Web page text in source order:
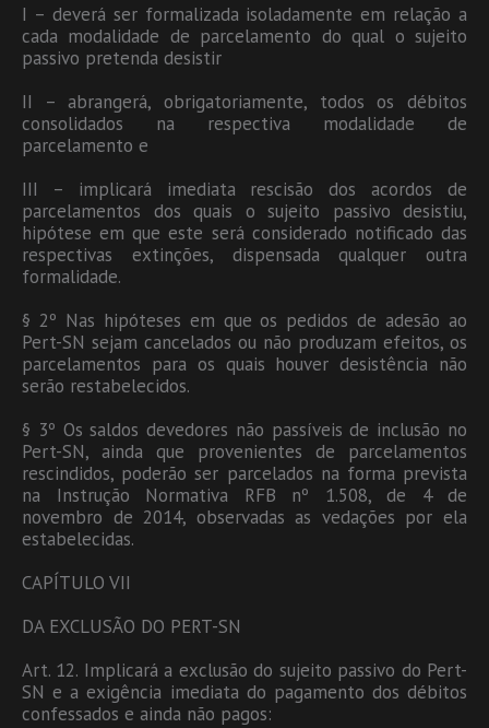
I – deverá ser formalizada isoladamente em relação a
cada modalidade de parcelamento do qual o sujeito
passivo pretenda desistir
II – abrangerá, obrigatoriamente, todos os débitos
consolidados na respectiva modalidade de
parcelamento e
III – implicará imediata rescisão dos acordos de
parcelamentos dos quais o sujeito passivo desistiu,
hipótese em que este será considerado notificado das
respectivas extinções, dispensada qualquer outra
formalidade.
§ 2º Nas hipóteses em que os pedidos de adesão ao
Pert-SN sejam cancelados ou não produzam efeitos, os
parcelamentos para os quais houver desistência não
serão restabelecidos.
§ 3º Os saldos devedores não passíveis de inclusão no
Pert-SN, ainda que provenientes de parcelamentos
rescindidos, poderão ser parcelados na forma prevista
na Instrução Normativa RFB nº 1.508, de 4 de
novembro de 2014, observadas as vedações por ela
estabelecidas.
CAPÍTULO VII
DA EXCLUSÃO DO PERT-SN
Art. 12. Implicará a exclusão do sujeito passivo do Pert-
SN e a exigência imediata do pagamento dos débitos
confessados e ainda não pagos: